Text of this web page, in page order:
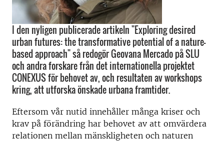
I den nyligen publicerade artikeln "Exploring desired
urban futures: the transformative potential of a nature-
based approach" så redogör Geovana Mercado på SLU
och andra forskare från det internationella projektet
CONEXUS för behovet av, och resultaten av workshops
kring, att utforska önskade urbana framtider.
Eftersom vår nutid innehåller många kriser och
krav på förändring har behovet av att omvärdera
relationen mellan mänskligheten och naturen